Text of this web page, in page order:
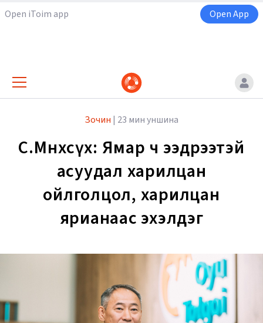
Open iToim app Open App
Зочин | 23 мин уншина
С.Мөнхсүх: Ямар ч ээдрээтэй
асуудал харилцан
ойлголцол, харилцан
ярианаас эхэлдэг